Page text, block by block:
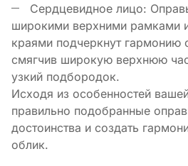
Сердцевидное лицо:
широкими верхними рамками
краями подчеркнут гармонию
смягчив широкую верхнюю
узкий подбородок.
Исходя из особенностей
правильно подобранные
достоинства и создать
облик.